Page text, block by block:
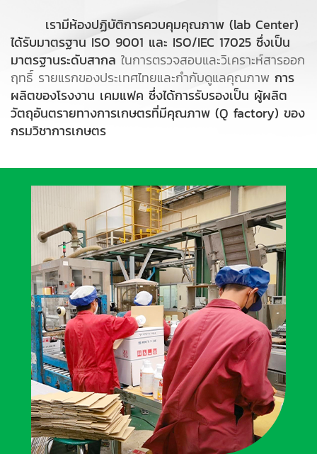
เรามีห้องปฏิบัติการควบคุมคุณภาพ (lab Center)
ได้รับมาตรฐาน ISO 9001 และ ISO/IEC 17025 ซึ่งเป็น
มาตรฐานระดับสากล ในการตรวจสอบและวิเคราะห์สารออก
ฤทธิ์ รายแรกของประเทศไทยและกำกับดูแลคุณภาพ การ
ผลิตของโรงงาน เคมแฟค ซึ่งได้การรับรองเป็น ผู้ผลิต
วัตถุอันตรายทางการเกษตรที่มีคุณภาพ (Q factory) ของ
กรมวิชาการเกษตร